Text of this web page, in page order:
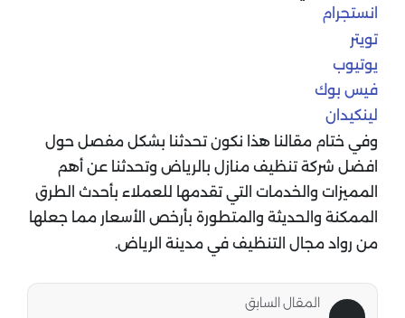
انستجرام
تويتر
يوتيوب
فيس بوك
لينكيدان
وفي ختام مقالنا هذا نكون تحدثنا بشكل مفصل حول
افضل شركة تنظيف منازل بالرياض وتحدثنا عن أهم
المميزات والخدمات التي تقدمها للعملاء بأحدث الطرق
الممكنة والحديثة والمتطورة بأرخص الأسعار مما جعلها
من رواد مجال التنظيف في مدينة الرياض.
المقال السابق